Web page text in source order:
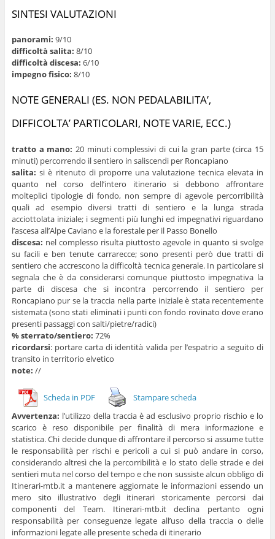
SINTESI VALUTAZIONI
panorami: 9/10
difficoltà salita: 8/10
difficoltà discesa: 6/10
impegno fisico: 8/10
NOTE GENERALI (ES. NON PEDALABILITA’,
DIFFICOLTA’ PARTICOLARI, NOTE VARIE, ECC.)
tratto a mano: 20 minuti complessivi di cui la gran parte (circa 15
minuti) percorrendo il sentiero in saliscendi per Roncapiano
salita: si è ritenuto di proporre una valutazione tecnica elevata in
quanto nel corso dell’intero itinerario si debbono affrontare
molteplici tipologie di fondo, non sempre di agevole percorribilità
quali ad esempio diversi tratti di sentiero e la lunga strada
acciottolata iniziale; i segmenti più lunghi ed impegnativi riguardano
l’ascesa all’Alpe Caviano e la forestale per il Passo Bonello
discesa: nel complesso risulta piuttosto agevole in quanto si svolge
su facili e ben tenute carrarecce; sono presenti però due tratti di
sentiero che accrescono la difficoltà tecnica generale. In particolare si
segnala che è da considerarsi comunque piuttosto impegnativa la
parte di discesa che si incontra percorrendo il sentiero per
Roncapiano pur se la traccia nella parte iniziale è stata recentemente
sistemata (sono stati eliminati i punti con fondo rovinato dove erano
presenti passaggi con salti/pietre/radici)
% sterrato/sentiero: 72%
ricordarsi: portare carta di identità valida per l’espatrio a seguito di
transito in territorio elvetico
note: //
Scheda in PDF
Stampare scheda
Avvertenza: l’utilizzo della traccia è ad esclusivo proprio rischio e lo
scarico è reso disponibile per finalità di mera informazione e
statistica. Chi decide dunque di affrontare il percorso si assume tutte
le responsabilità per rischi e pericoli a cui si può andare in corso,
considerando altresì che la percorribilità e lo stato delle strade e dei
sentieri muta nel corso del tempo e che non sussiste alcun obbligo di
Itinerari-mtb.it a mantenere aggiornate le informazioni essendo un
mero sito illustrativo degli itinerari storicamente percorsi dai
componenti del Team. Itinerari-mtb.it declina pertanto ogni
responsabilità per conseguenze legate all’uso della traccia o delle
informazioni legate alle presente scheda di itinerario